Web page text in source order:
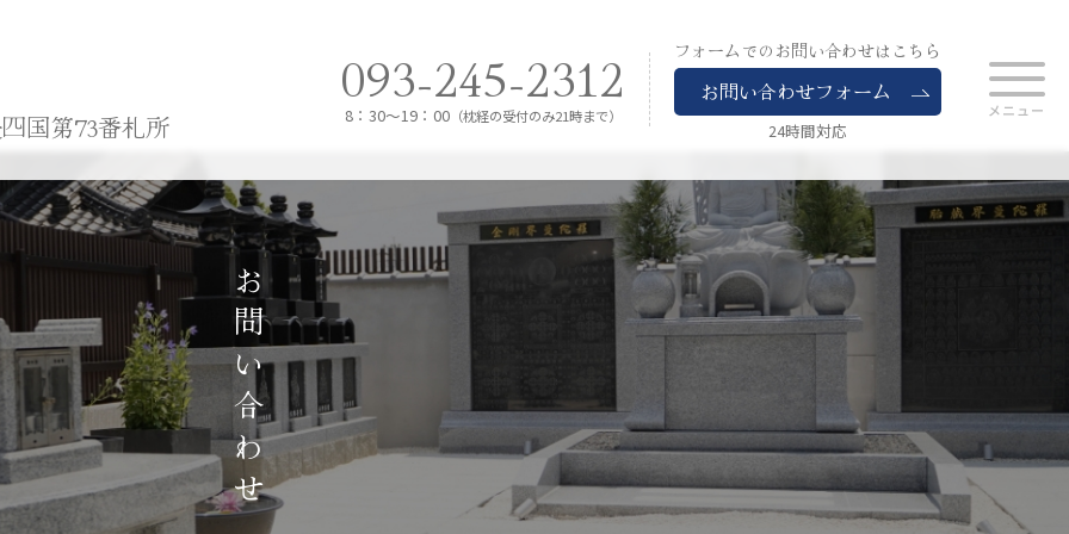
国第73番札所
093-245-2312
8：30～19：00 （枕経の受付のみ21時まで）
フォームでのお問い合わせはこちら
お問い合わせフォーム
24時間対応
お問い合わせ